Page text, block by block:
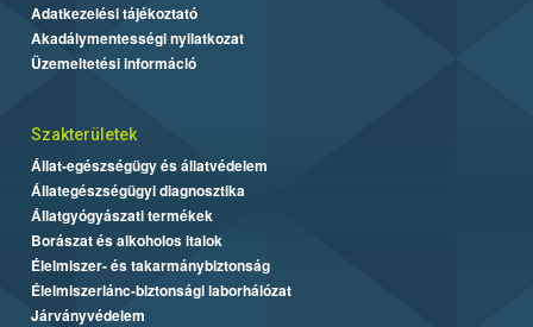
Adatkezelési tájékoztató
Akadálymentességi nyilatkozat
Üzemeltetési információ
Szakterületek
Állat-egészségügy és állatvédelem
Állategészségügyi diagnosztika
Állatgyógyászati termékek
Borászat és alkoholos italok
Élelmiszer- és takarmánybiztonság
Élelmiszerlánc-biztonsági laborhálózat
Járványvédelem